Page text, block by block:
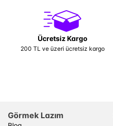
Ücretsiz Kargo
200 TL ve üzeri ücretsiz kargo
Görmek Lazım